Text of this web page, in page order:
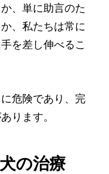
、単に助言のた
、私たちは常に
を差し伸べるこ
危険であり、完
ります。
の治療